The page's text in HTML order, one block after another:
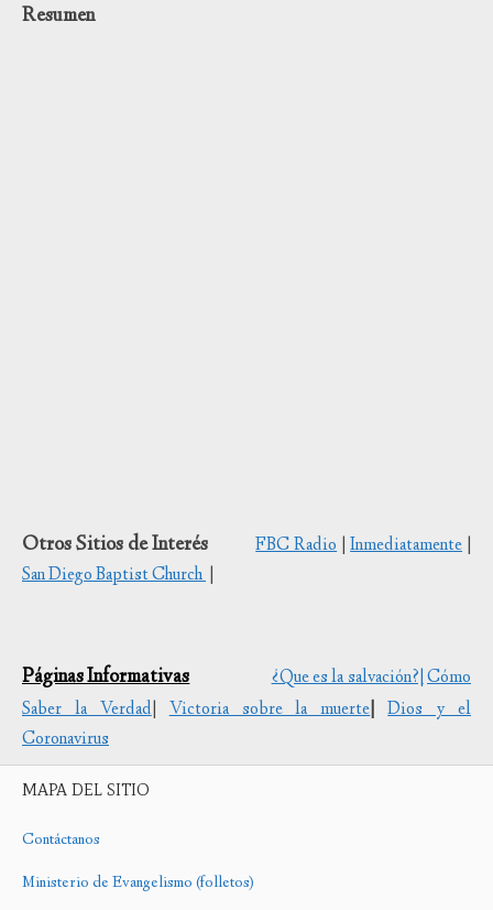
Resumen
Otros Sitios de Interés FBC Radio|Inmediatamente
San Diego Baptist Church
Páginas Informativas ¿Que es la salvación?|Cómo
Saber la Verdad|Victoria sobre la muerte|
Dios y el
Coronavirus
MAPA DEL SITIO
Contáctanos
Ministerio de Evangelismo (folletos)